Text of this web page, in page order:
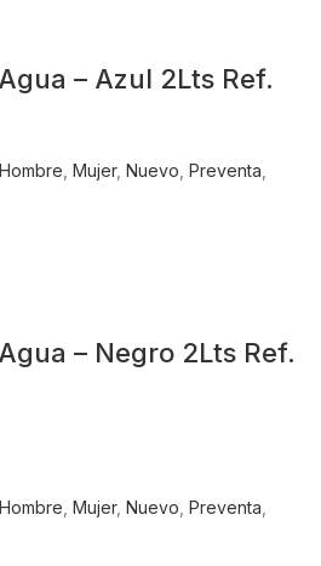
– Azul 2Lts Ref.
Hombre Mujer, Nuevo Preventa
– Negro 2Lts Ref.
Hombre Mujer, Nuevo Preventa